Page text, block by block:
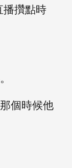
播攢點時
個時候他